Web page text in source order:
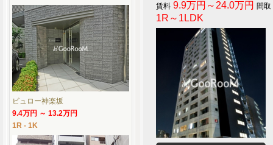
9.9万円～24.0万円
1R～1LDK
ビュロー神楽坂
9.4万円 ～ 13.2万円
1R - 1K